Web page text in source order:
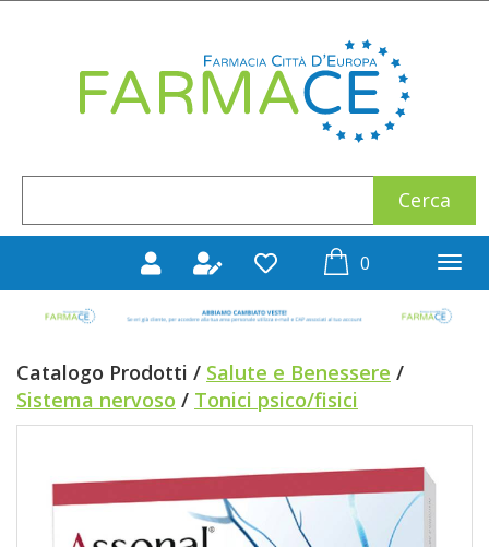
0prodotti
Catalogo Prodotti / Salute e Benessere /
Sistema nervoso / Tonici psico/fisici